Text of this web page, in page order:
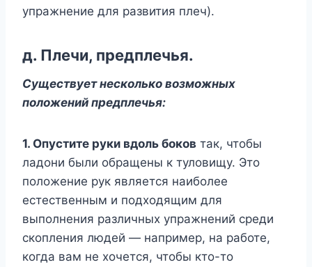
упражнение для развития плеч).
д. Плечи, предплечья.
Существует несколько возможных
положений предплечья:
1. Опустите руки вдоль боков так, чтобы
ладони были обращены к туловищу. Это
положение рук является наиболее
естественным и подходящим для
выполнения различных упражнений среди
скопления людей — например, на работе,
когда вам не хочется, чтобы кто-то